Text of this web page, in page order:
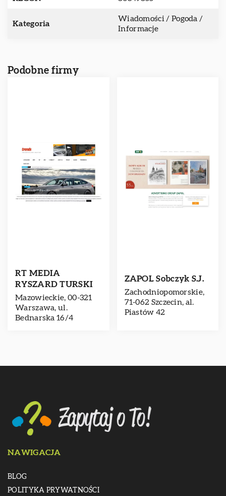
Kategoria
Wiadomości / Pogoda /
Informacje
Podobne firmy
RT MEDIA
RYSZARD TURSKI
Mazowieckie, 00-321
Warszawa, ul.
Bednarska 16/4
ZAPOL Sobczyk S.J.
Zachodniopomorskie,
71-062 Szczecin, al.
Piastów 42
NAWIGACJA
BLOG
POLITYKA PRYWATNOŚCI